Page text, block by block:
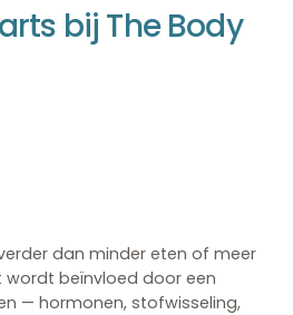
arts bij The Body
dan minder eten of meer
wordt beïnvloed door een
— hormonen, stofwisseling,